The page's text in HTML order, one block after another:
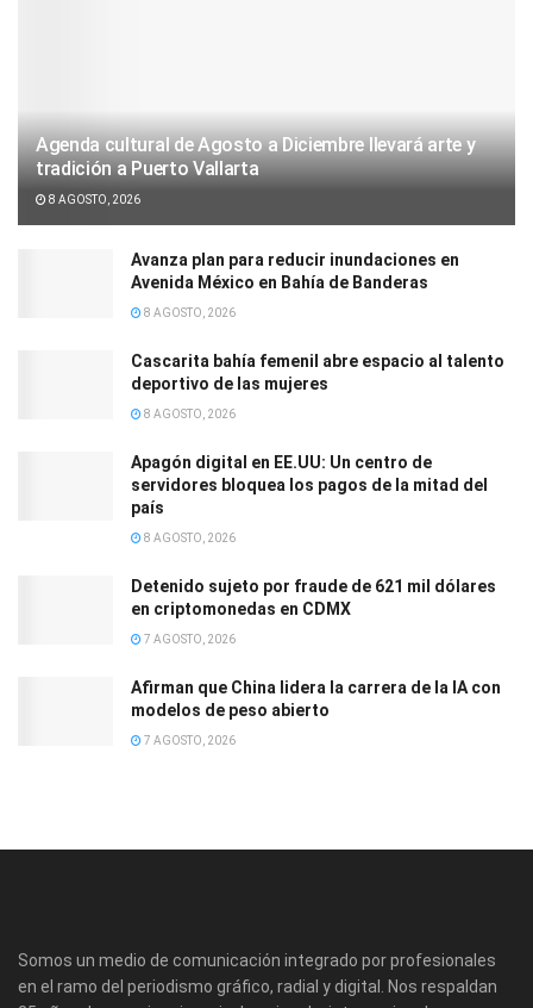
Agenda cultural de Agosto a Diciembre llevará arte y
tradición a Puerto Vallarta
8 AGOSTO, 2026
Avanza plan para reducir inundaciones en
Avenida México en Bahía de Banderas
8 AGOSTO, 2026
Cascarita bahía femenil abre espacio al talento
deportivo de las mujeres
8 AGOSTO, 2026
Apagón digital en EE.UU: Un centro de
servidores bloquea los pagos de la mitad del
país
8 AGOSTO, 2026
Detenido sujeto por fraude de 621 mil dólares
en criptomonedas en CDMX
7 AGOSTO, 2026
Afirman que China lidera la carrera de la IA con
modelos de peso abierto
7 AGOSTO, 2026
Somos un medio de comunicación integrado por profesionales
en el ramo del periodismo gráfico, radial y digital. Nos respaldan